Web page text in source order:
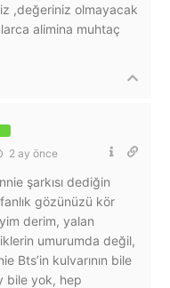
,değeriniz olmayacak
alimina muhtaç
2 ay önce
şarkısı dediğin
gözünüzü kör
derim, yalan
umurumda değil,
Bts’in kulvarının bile
bile yok, hep